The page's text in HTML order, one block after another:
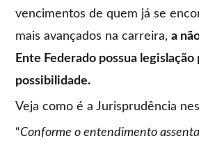
vencimentos de quem já se
mais avançados na carreira,a
Ente Federado possua
possibilidade.
Veja como é a Jurisprudência
“Conforme o entendimento